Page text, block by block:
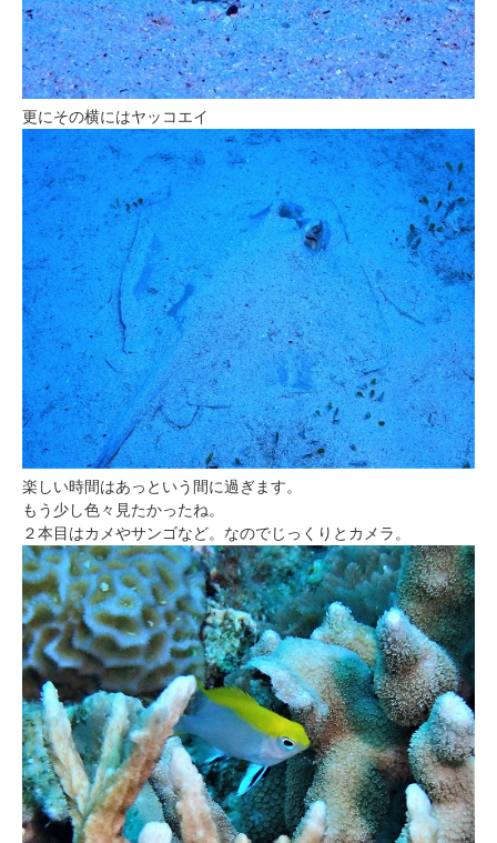
更にその横にはヤッコエイ
楽しい時間はあっという間に過ぎます。
もう少し色々見たかったね。
２本目はカメやサンゴなど。なのでじっくりとカメラ。